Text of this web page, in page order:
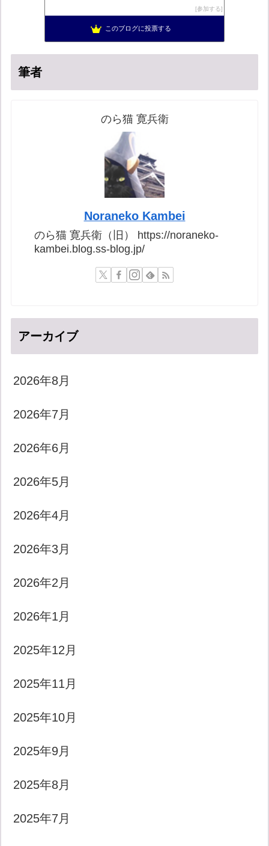
営業せきやんの憂鬱
参加する
このブログに投票する
筆者
のら猫 寛兵衛
Noraneko Kambei
のら猫 寛兵衛（旧） https://noraneko-
kambei.blog.ss-blog.jp/
アーカイブ
2026年8月
2026年7月
2026年6月
2026年5月
2026年4月
2026年3月
2026年2月
2026年1月
2025年12月
2025年11月
2025年10月
2025年9月
2025年8月
2025年7月